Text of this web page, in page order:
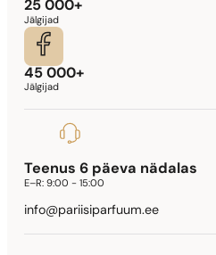
25 000+
Jälgijad
45 000+
Jälgijad
Teenus 6 päeva nädalas
E–R:9:00 - 15:00
info@pariisiparfuum.ee